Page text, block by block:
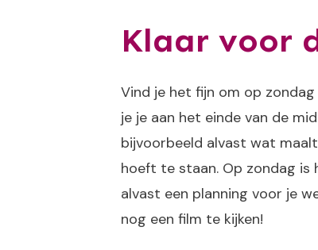
Klaar voor
Vind je het fijn om op
je je aan het einde van de
bijvoorbeeld alvast wat
hoeft te staan. Op zondag is
alvast een planning voor je
nog een film te kijken!